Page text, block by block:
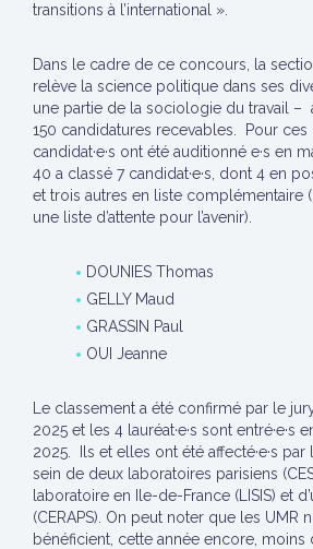
transitions à l’international ».
Dans le cadre de ce concours, la
relève la science politique dans ses
une partie de la sociologie du travail –
150 candidatures recevables. Pour ces
candidat·e·s ont été auditionné e·s en
40 a classé 7 candidat·e·s, dont 4 en
et trois autres en liste complémentaire
une liste d’attente pour l’avenir).
DOUNIES Thomas
GELLY Maud
GRASSIN Paul
OUI Jeanne
Le classement a été confirmé par le
2025 et les 4 lauréat·e·s sont
2025. Ils et elles ont été affecté·e·s par
sein de deux laboratoires parisiens
laboratoire en Ile-de-France (LISIS) et
(CERAPS). On peut noter que les UMR
bénéficient, cette année encore, moins